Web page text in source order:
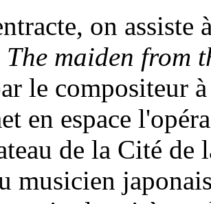
on
maiden from
le compositeur
en espace
de la Cité de
musicien